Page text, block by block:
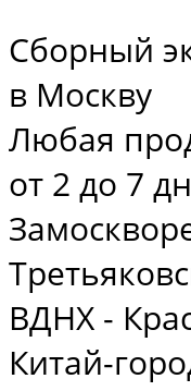
Сборный
в Москву
Любая
от 2 до 7
ВДНХ -
Китай-